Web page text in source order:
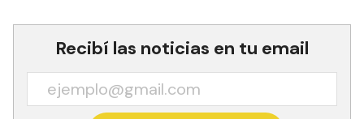
Recibí las noticias en tu email